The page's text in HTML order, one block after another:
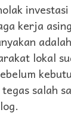
kerja
lokal
salah